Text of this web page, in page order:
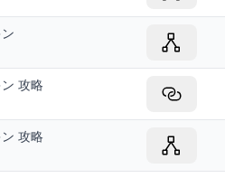
攻略
攻略